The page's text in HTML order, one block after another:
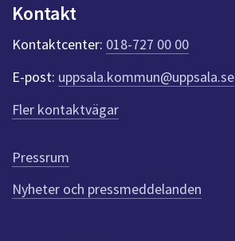
k
t
e
r
f
ö
r
e
n
n
a
Kontakt
Kontaktcenter: 018-727 00 00
E-post: uppsala.kommun@uppsala.se
Fler kontaktvägar
Pressrum
Nyheter och pressmeddelanden